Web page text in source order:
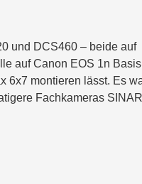
und DCS460 – beide auf
auf Canon EOS 1n
6x7 montieren lässt. Es
Fachkameras